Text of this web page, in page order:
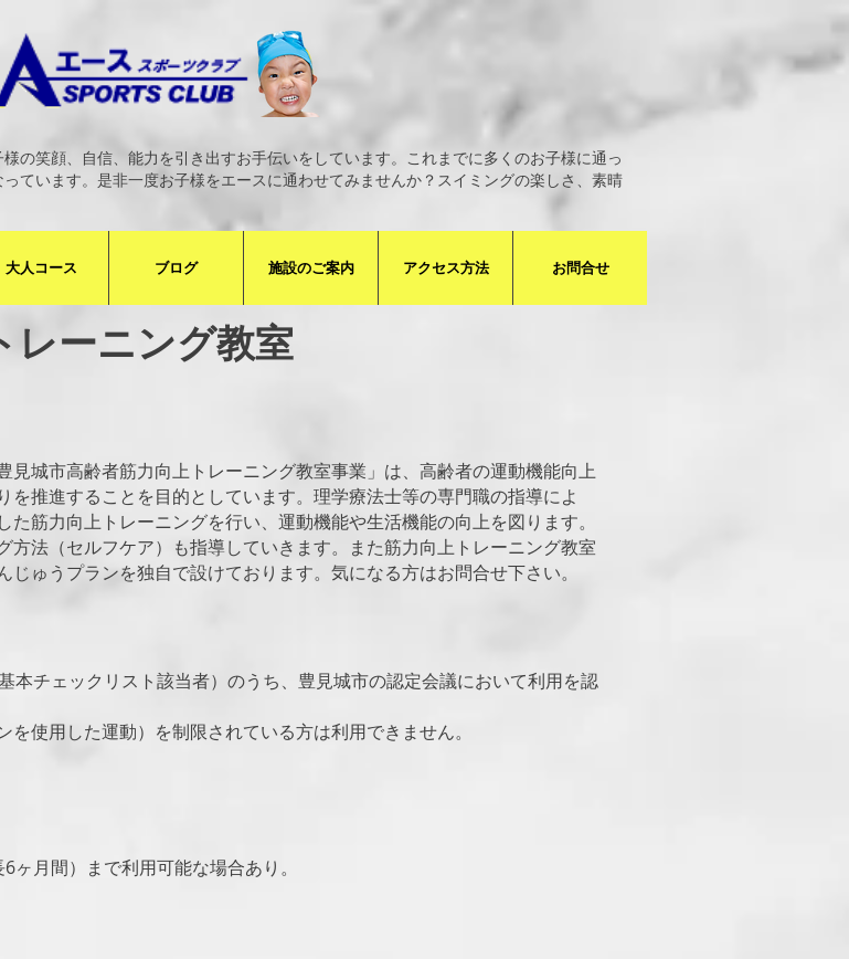
の笑顔、自信、能力を引き出すお手伝いをしています。これまでに多くのお子様に通っ
ています。是非一度お子様をエースに通わせてみませんか？スイミングの楽しさ、素晴
大人コース ブログ 施設のご案内 アクセス方法 お問合せ
城市高齢者筋力向上トレーニング教室事業」は、高齢者の運動機能向上
推進することを目的としています。理学療法士等の専門職の指導によ
筋力向上トレーニングを行い、運動機能や生活機能の向上を図ります。
法（セルフケア）も指導していきます。また筋力向上トレーニング教室
ゅうプランを独自で設けております。気になる方はお問合せ下さい。
本チェックリスト該当者）のうち、豊見城市の認定会議において利用を認
使用した運動）を制限されている方は利用できません。
月間）まで利用可能な場合あり。
レーニング教室